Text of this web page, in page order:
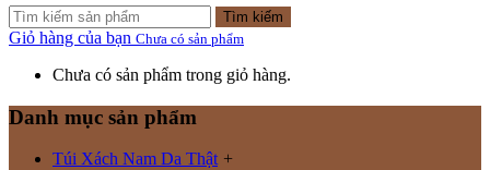
Tìm kiếm
Giỏ hàng của bạn Chưa có sản phẩm
Chưa có sản phẩm trong giỏ hàng.
Danh mục sản phẩm
Túi Xách Nam Da Thật +